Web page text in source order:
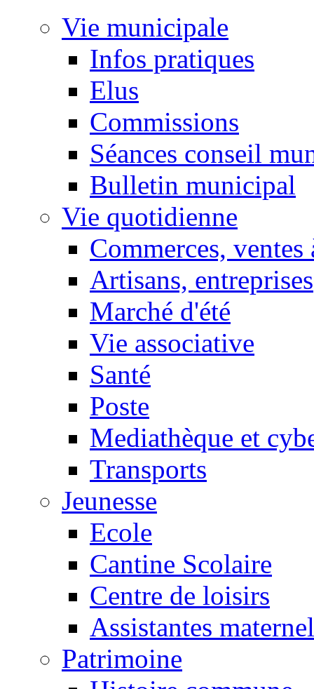
Vie municipale
Infos pratiques
Elus
Commissions
Séances conseil
Bulletin municipal
Vie quotidienne
Commerces, ventes
Artisans, entreprises
Marché d'été
Vie associative
Santé
Poste
Mediathèque et
Transports
Jeunesse
Ecole
Cantine Scolaire
Centre de loisirs
Assistantes
Patrimoine